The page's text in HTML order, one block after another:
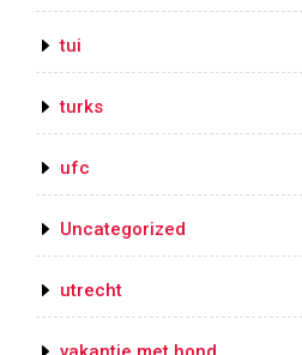
tui
turks
ufc
Uncategorized
utrecht